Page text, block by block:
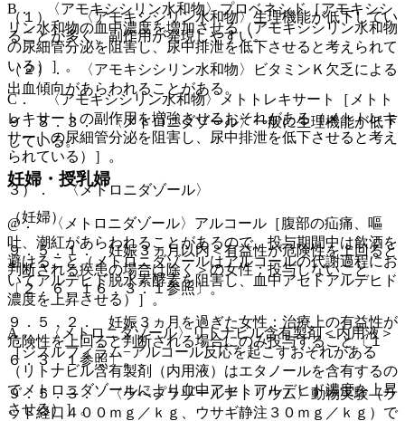
（１）． 〈アモキシシリン水和物〉生理機能が低下してい
ることが多く、副作用が発現しやすい。
（２）． 〈アモキシシリン水和物〉ビタミンＫ欠乏による
出血傾向があらわれることがある。
９．８．３． 〈メトロニダゾール〉一般に生理機能が低下
している。
妊婦・授乳婦
（妊婦）
９．５．１． 妊娠３ヵ月以内＜有益性が危険性を上回ると
判断される疾患の場合は除く＞の女性：投与しないこと
〔２．６、１６．３．１参照〕。
９．５．２． 妊娠３ヵ月を過ぎた女性：治療上の有益性が
危険性を上回ると判断される場合にのみ投与すること〔１
６．３．１参照〕。
９．５．３． 〈ラベプラゾールナトリウム〉動物実験（ラ
ット経口４００ｍｇ／ｋｇ、ウサギ静注３０ｍｇ／ｋｇ）で
B． 〈アモキシシリン水和物〉プロベネシド［アモキシシ
リン水和物の血中濃度を増加させる（アモキシシリン水和物
の尿細管分泌を阻害し、尿中排泄を低下させると考えられて
いる）］。
C． 〈アモキシシリン水和物〉メトトレキサート［メトト
レキサートの副作用を増強させるおそれがある（メトトレキ
サートの尿細管分泌を阻害し、尿中排泄を低下させると考え
られている）］。
３）． 〈メトロニダゾール〉
@． 〈メトロニダゾール〉アルコール［腹部の疝痛、嘔
吐、潮紅があらわれることがあるので、投与期間中は飲酒を
避けること（メトロニダゾールはアルコールの代謝過程にお
いてアルデヒド脱水素酵素を阻害し、血中アセトアルデヒド
濃度を上昇させる）］。
A． 〈メトロニダゾール〉リトナビル含有製剤＜内用液＞
［ジスルフィラム−アルコール反応を起こすおそれがある
（リトナビル含有製剤（内用液）はエタノールを含有するの
でメトロニダゾールにより血中アセトアルデヒド濃度を上昇
させる）］。